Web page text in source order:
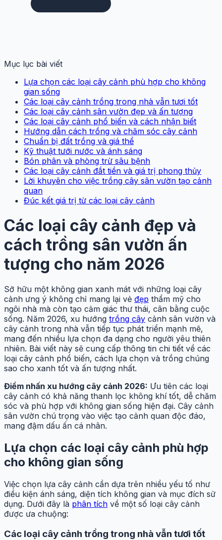
Mục lục bài viết
Lựa chọn các loại cây cảnh phù hợp cho không
gian sống
Các loại cây cảnh trồng trong nhà vẫn tươi tốt
Các loại cây cảnh sân vườn đẹp và ấn tượng
Các loại cây cảnh phổ biến và cách nhận biết
Hướng dẫn cách trồng và chăm sóc cây cảnh
Chuẩn bị đất trồng và giá thể
Kỹ thuật tưới nước và ánh sáng
Bón phân và phòng trừ sâu bệnh
Các loại cây cảnh đắt tiền và giá trị phong thủy
Lời khuyên cho việc trồng cây sân vườn tạo cảnh
quan
Đúc kết giá trị từ các loại cây cảnh
Các loại cây cảnh đẹp và
cách trồng sân vườn ấn
tượng cho năm 2026
Sở hữu một không gian xanh mát với những loại cây
cảnh ưng ý không chỉ mang lại vẻ đẹp thẩm mỹ cho
ngôi nhà mà còn tạo cảm giác thư thái, cân bằng cuộc
sống. Năm 2026, xu hướng trồng cây cảnh sân vườn và
cây cảnh trong nhà vẫn tiếp tục phát triển mạnh mẽ,
mang đến nhiều lựa chọn đa dạng cho người yêu thiên
nhiên. Bài viết này sẽ cung cấp thông tin chi tiết về các
loại cây cảnh phổ biến, cách lựa chọn và trồng chúng
sao cho xanh tốt và ấn tượng nhất.
Điểm nhấn xu hướng cây cảnh 2026: Ưu tiên các loại
cây cảnh có khả năng thanh lọc không khí tốt, dễ chăm
sóc và phù hợp với không gian sống hiện đại. Cây cảnh
sân vườn chú trọng vào việc tạo cảnh quan độc đáo,
mang đậm dấu ấn cá nhân.
Lựa chọn các loại cây cảnh phù hợp
cho không gian sống
Việc chọn lựa cây cảnh cần dựa trên nhiều yếu tố như
điều kiện ánh sáng, diện tích không gian và mục đích sử
dụng. Dưới đây là phân tích về một số loại cây cảnh
được ưa chuộng:
Các loại cây cảnh trồng trong nhà vẫn tươi tốt